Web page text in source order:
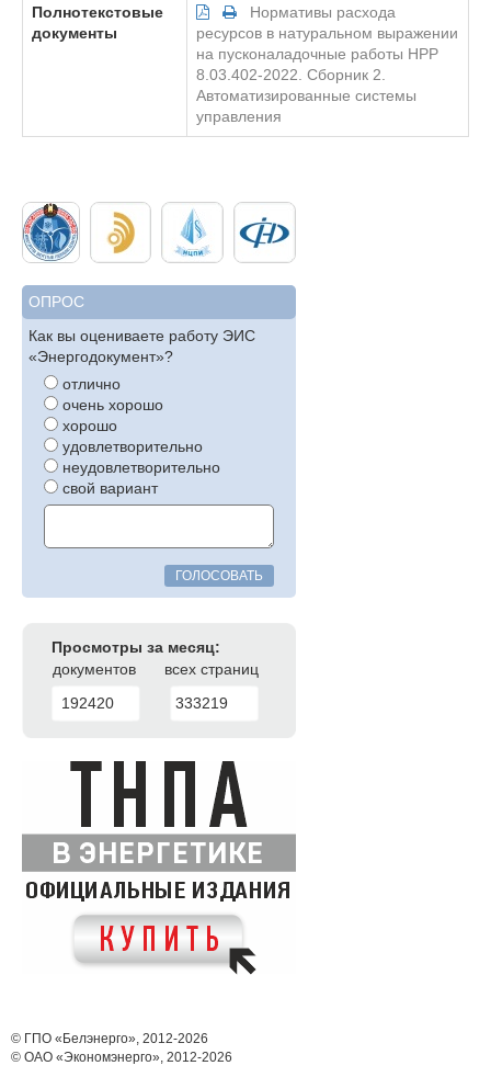
Полнотекстовые
документы
Нормативы расхода
ресурсов в натуральном выражении
на пусконаладочные работы НРР
8.03.402-2022. Сборник 2.
Автоматизированные системы
управления
ОПРОС
Как вы оцениваете работу ЭИС
«Энергодокумент»?
отлично
очень хорошо
хорошо
удовлетворительно
неудовлетворительно
свой вариант
ГОЛОСОВАТЬ
Просмотры за месяц:
документов
всех страниц
192420
333219
© ГПО «Белэнерго», 2012-2026
© ОАО «Экономэнерго», 2012-2026